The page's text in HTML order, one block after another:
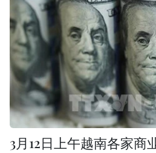
3月12日上午越南各家商